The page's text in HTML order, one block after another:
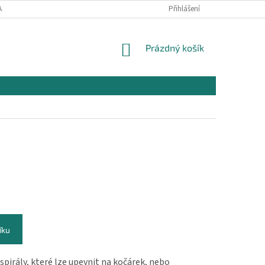
REKLAMAČNÍ PODMÍNKY
Přihlášení
NÁKUPNÍ
Prázdný košík
které lze upevnit na kočárek, nebo